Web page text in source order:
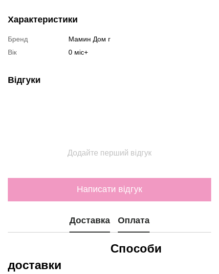
Характеристики
Бренд
Мамин Дом г
Вік
0 міс+
Відгуки
Додайте перший відгук
Написати відгук
Доставка Оплата
Способи
доставки